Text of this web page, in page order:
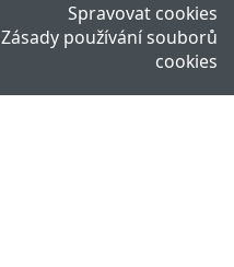
Spravovat cookies
Zásady používání souborů
cookies